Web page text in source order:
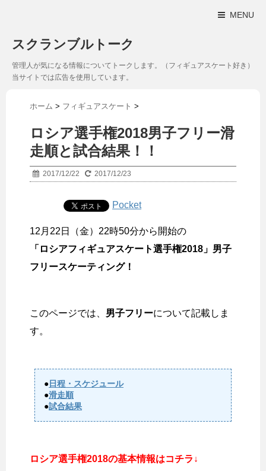
MENU
スクランブルトーク
管理人が気になる情報についてトークします。（フィギュアスケート好き）
当サイトでは広告を使用しています。
ホーム > フィギュアスケート >
ロシア選手権2018男子フリー滑
走順と試合結果！！
2017/12/22 2017/12/23
Pocket
12月22日（金）22時50分から開始の
「ロシアフィギュアスケート選手権2018」男子
フリースケーティング！
このページでは、 男子フリーについて記載しま
す。
●日程・スケジュール
●滑走順
●試合結果
ロシア選手権2018の基本情報はコチラ↓